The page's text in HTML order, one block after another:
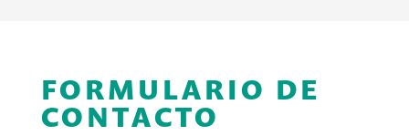
FORMULARIO DE
CONTACTO